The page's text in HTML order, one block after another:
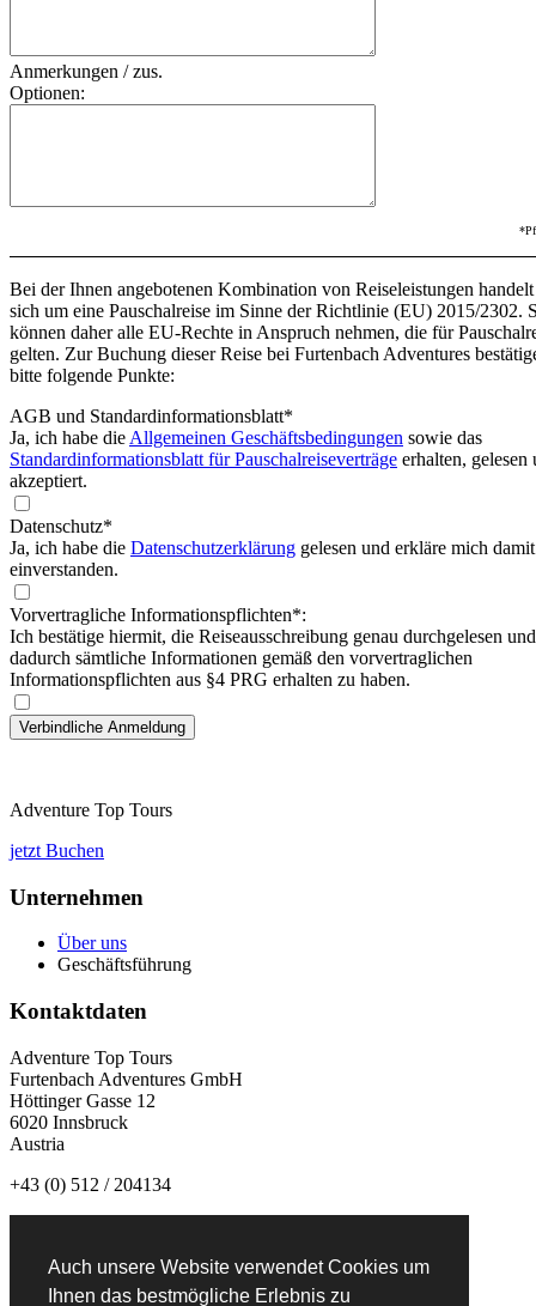
Auch unsere Website verwendet Cookies um
Ihnen das bestmögliche Erlebnis zu
Anmerkungen / zus.
Optionen:
Bei der Ihnen angebotenen Kombination von Reiseleistungen handelt
sich um eine Pauschalreise im Sinne der Richtlinie (EU) 2015/2302.
können daher alle EU-Rechte in Anspruch nehmen, die für
gelten. Zur Buchung dieser Reise bei Furtenbach Adventures
bitte folgende Punkte:
AGB und Standardinformationsblatt*
Ja, ich habe die Allgemeinen Geschäftsbedingungen sowie das
Standardinformationsblatt für Pauschalreiseverträge erhalten, gelesen
akzeptiert.
Datenschutz*
Ja, ich habe die Datenschutzerklärung gelesen und erkläre mich damit
einverstanden.
Vorvertragliche Informationspflichten*:
Ich bestätige hiermit, die Reiseausschreibung genau durchgelesen und
dadurch sämtliche Informationen gemäß den vorvertraglichen
Informationspflichten aus §4 PRG erhalten zu haben.
Adventure Top Tours
jetzt Buchen
Unternehmen
Über uns
Geschäftsführung
Kontaktdaten
Adventure Top Tours
Furtenbach Adventures GmbH
Höttinger Gasse 12
6020 Innsbruck
Austria
+43 (0) 512 / 204134
Newsletteranmeldung: